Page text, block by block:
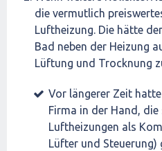
die vermutlich
Luftheizung. Die hätte
Bad neben der Heizung
Lüftung und Trocknung
Vor längerer Zeit
Firma in der Hand,
Luftheizungen als
Lüfter und Steuerung)